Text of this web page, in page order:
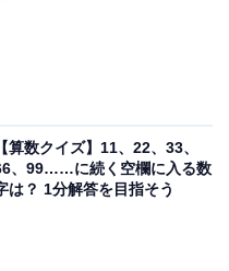
【算数クイズ】11、22、33、
、99……に続く空欄に入る数
は？ 1分解答を目指そう